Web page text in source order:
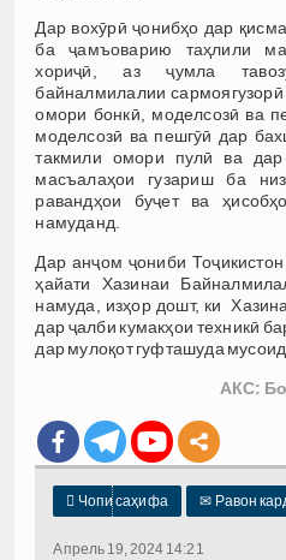
Дар вохӯрӣ ҷонибҳо дар
ба ҷамъоварию таҳлили
хориҷӣ, аз ҷумла
байналмилалии
омори бонкӣ, моделсозӣ ва
моделсозӣ ва пешгӯӣ дар
такмили омори пулӣ ва
масъалаҳои гузариш ба
равандҳои буҷет ва
намуданд.
Дар анҷом ҷониби
ҳайати Хазинаи
намуда, изҳор дошт, ки
дар ҷалби кумакҳои техникӣ
дар мулоқот гуфташуда
АКС:
 Чопи саҳифа ✉ Равон
Апрель 19, 2024 14:21